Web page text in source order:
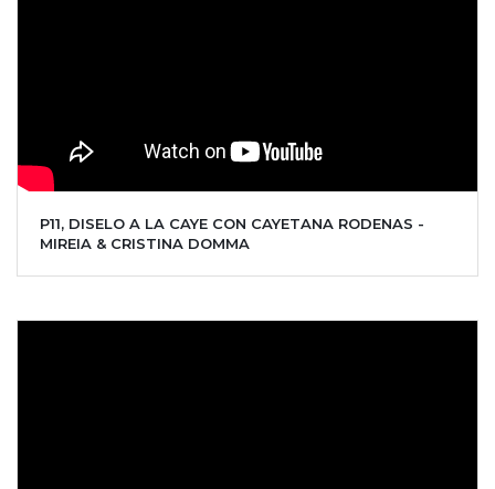
P11, DISELO A LA CAYE CON CAYETANA RODENAS -
MIREIA & CRISTINA DOMMA